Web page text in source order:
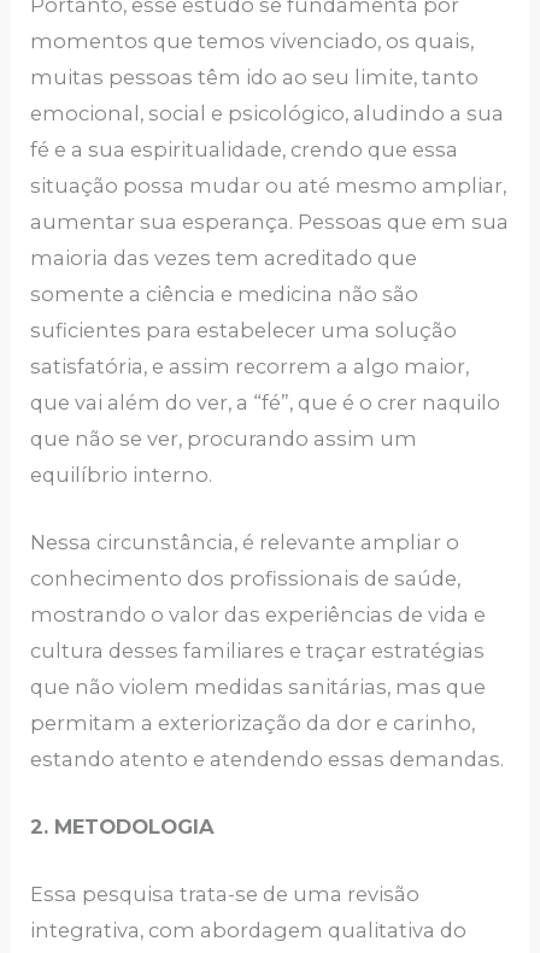
momentos que temos vivenciado, os quais,
muitas pessoas têm ido ao seu limite, tanto
emocional, social e psicológico, aludindo a sua
fé e a sua espiritualidade, crendo que essa
situação possa mudar ou até mesmo ampliar,
aumentar sua esperança. Pessoas que em sua
maioria das vezes tem acreditado que
somente a ciência e medicina não são
suficientes para estabelecer uma solução
satisfatória, e assim recorrem a algo maior,
que vai além do ver, a “fé”, que é o crer naquilo
que não se ver, procurando assim um
equilíbrio interno.
Nessa circunstância, é relevante ampliar o
conhecimento dos profissionais de saúde,
mostrando o valor das experiências de vida e
cultura desses familiares e traçar estratégias
que não violem medidas sanitárias, mas que
permitam a exteriorização da dor e carinho,
estando atento e atendendo essas demandas.
2. METODOLOGIA
Essa pesquisa trata-se de uma revisão
integrativa, com abordagem qualitativa do